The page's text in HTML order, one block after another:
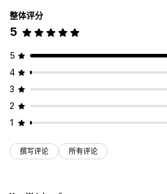
整体评分
5
5
4
3
2
1
撰写评论 所有评论